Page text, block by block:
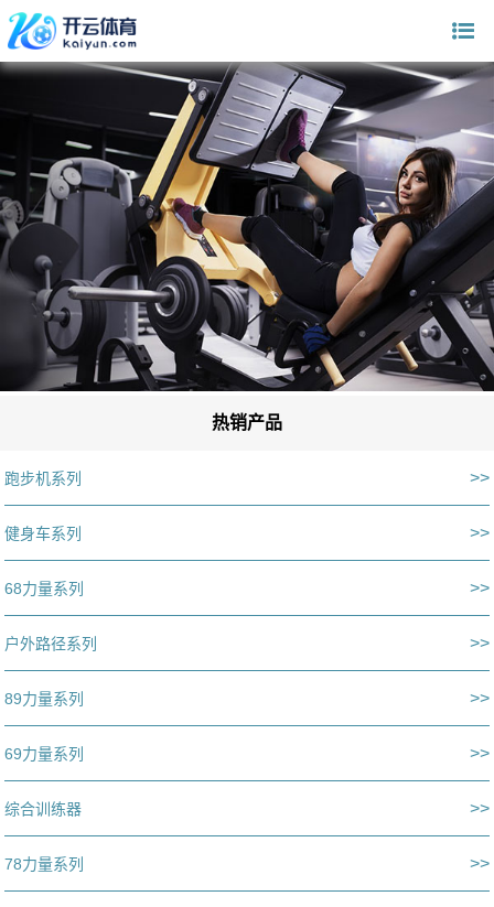
热销产品
跑步机系列 >>
健身车系列 >>
68力量系列 >>
户外路径系列 >>
89力量系列 >>
69力量系列 >>
综合训练器 >>
78力量系列 >>